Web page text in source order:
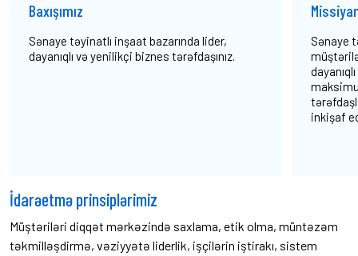
Baxışımız
Sənaye təyinatlı inşaat bazarında lider,
dayanıqlı və yenilikçi biznes tərəfdaşınız.
Sənaye
inkişaf
İdarəetmə prinsiplərimiz
Müştəriləri diqqət mərkəzində saxlama, etik olma, müntəzəm
təkmilləşdirmə, vəziyyətə liderlik, işçilərin iştirakı, sistem